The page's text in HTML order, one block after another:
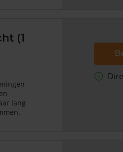
(1
lang